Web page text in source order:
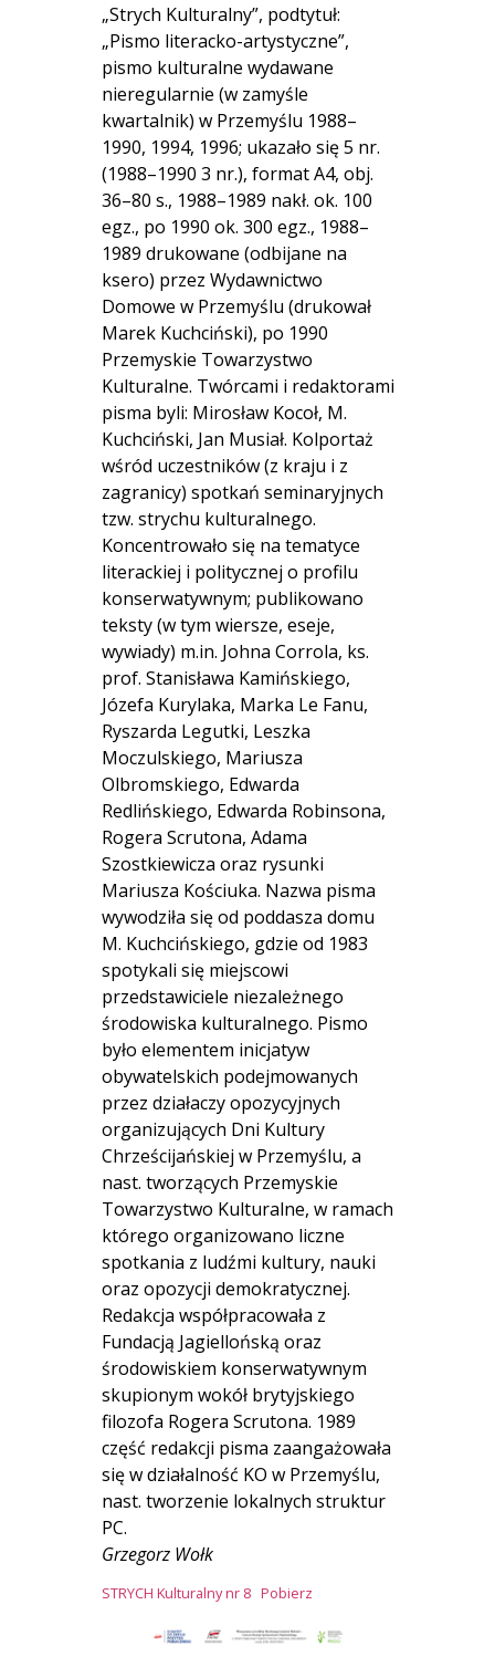
„Strych Kulturalny”, podtytuł:
„Pismo literacko-artystyczne”,
pismo kulturalne wydawane
nieregularnie (w zamyśle
kwartalnik) w Przemyślu 1988–
1990, 1994, 1996; ukazało się 5 nr.
(1988–1990 3 nr.), format A4, obj.
36–80 s., 1988–1989 nakł. ok. 100
egz., po 1990 ok. 300 egz., 1988–
1989 drukowane (odbijane na
ksero) przez Wydawnictwo
Domowe w Przemyślu (drukował
Marek Kuchciński), po 1990
Przemyskie Towarzystwo
Kulturalne. Twórcami i redaktorami
pisma byli: Mirosław Kocoł, M.
Kuchciński, Jan Musiał. Kolportaż
wśród uczestników (z kraju i z
zagranicy) spotkań seminaryjnych
tzw. strychu kulturalnego.
Koncentrowało się na tematyce
literackiej i politycznej o profilu
konserwatywnym; publikowano
teksty (w tym wiersze, eseje,
wywiady) m.in. Johna Corrola, ks.
prof. Stanisława Kamińskiego,
Józefa Kurylaka, Marka Le Fanu,
Ryszarda Legutki, Leszka
Moczulskiego, Mariusza
Olbromskiego, Edwarda
Redlińskiego, Edwarda Robinsona,
Rogera Scrutona, Adama
Szostkiewicza oraz rysunki
Mariusza Kościuka. Nazwa pisma
wywodziła się od poddasza domu
M. Kuchcińskiego, gdzie od 1983
spotykali się miejscowi
przedstawiciele niezależnego
środowiska kulturalnego. Pismo
było elementem inicjatyw
obywatelskich podejmowanych
przez działaczy opozycyjnych
organizujących Dni Kultury
Chrześcijańskiej w Przemyślu, a
nast. tworzących Przemyskie
Towarzystwo Kulturalne, w ramach
którego organizowano liczne
spotkania z ludźmi kultury, nauki
oraz opozycji demokratycznej.
Redakcja współpracowała z
Fundacją Jagiellońską oraz
środowiskiem konserwatywnym
skupionym wokół brytyjskiego
filozofa Rogera Scrutona. 1989
część redakcji pisma zaangażowała
się w działalność KO w Przemyślu,
nast. tworzenie lokalnych struktur
PC.
Grzegorz Wołk
STRYCH Kulturalny nr 8 Pobierz